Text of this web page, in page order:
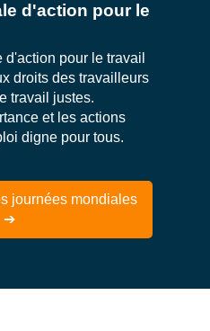
d'action pour le
pour le travail
droits des travailleurs
travail justes.
et les actions
digne pour tous.
journées mondiales
➔